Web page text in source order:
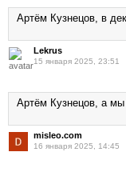
Артём Кузнецов, в
Lekrus
15 января 2025, 23:51
Артём Кузнецов, а
misleo.com
16 января 2025, 14:45